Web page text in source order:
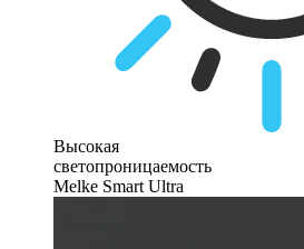
Высокая
светопроницаемость
Melke Smart Ultra